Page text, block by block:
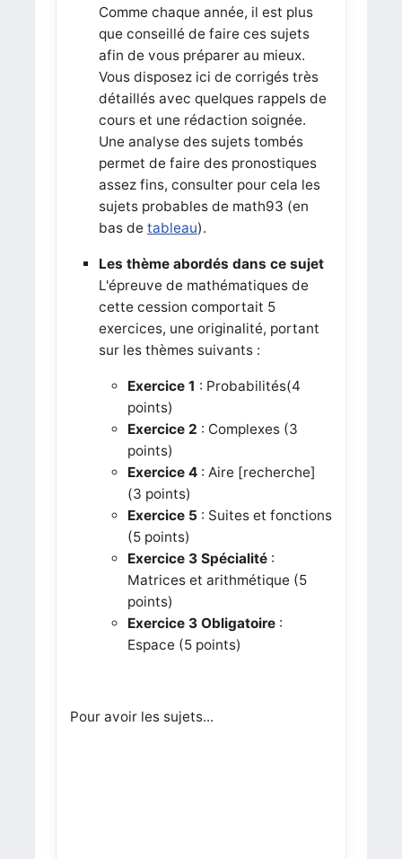
Comme chaque année, il est plus
que conseillé de faire ces sujets
afin de vous préparer au mieux.
Vous disposez ici de corrigés très
détaillés avec quelques rappels de
cours et une rédaction soignée.
Une analyse des sujets tombés
permet de faire des pronostiques
assez fins, consulter pour cela les
sujets probables de math93 (en
bas de tableau).
Les thème abordés dans ce sujet
L'épreuve de mathématiques de
cette cession comportait 5
exercices, une originalité, portant
sur les thèmes suivants :
Exercice 1 : Probabilités(4
points)
Exercice 2 : Complexes (3
points)
Exercice 4: Aire [recherche]
(3 points)
Exercice 5 : Suites et fonctions
(5 points)
Exercice 3 Spécialité :
Matrices et arithmétique (5
points)
Exercice 3 Obligatoire :
Espace (5 points)
Pour avoir les sujets...